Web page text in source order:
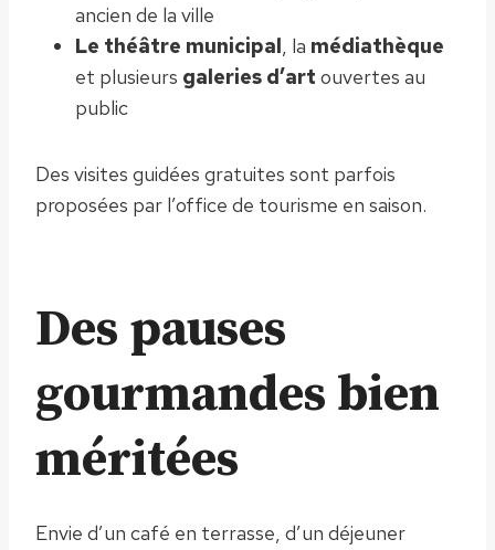
ancien de la ville
Le théâtre municipal, la médiathèque
et plusieurs galeries d’art ouvertes au
public
Des visites guidées gratuites sont parfois
proposées par l’office de tourisme en saison.
Des pauses
gourmandes bien
méritées
Envie d’un café en terrasse, d’un déjeuner